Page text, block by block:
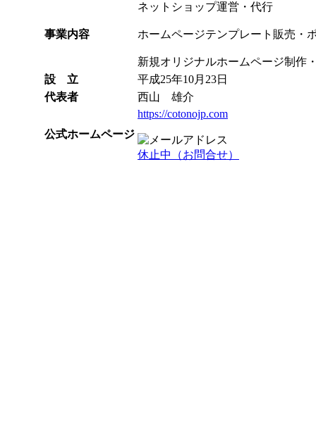
事業内容
ネットショップ運営・代行
ホームページテンプレート販売・
新規オリジナルホームページ制作
設 立
平成25年10月23日
代表者
西山 雄介
公式ホームページ
https://cotonojp.com
休止中（お問合せ）